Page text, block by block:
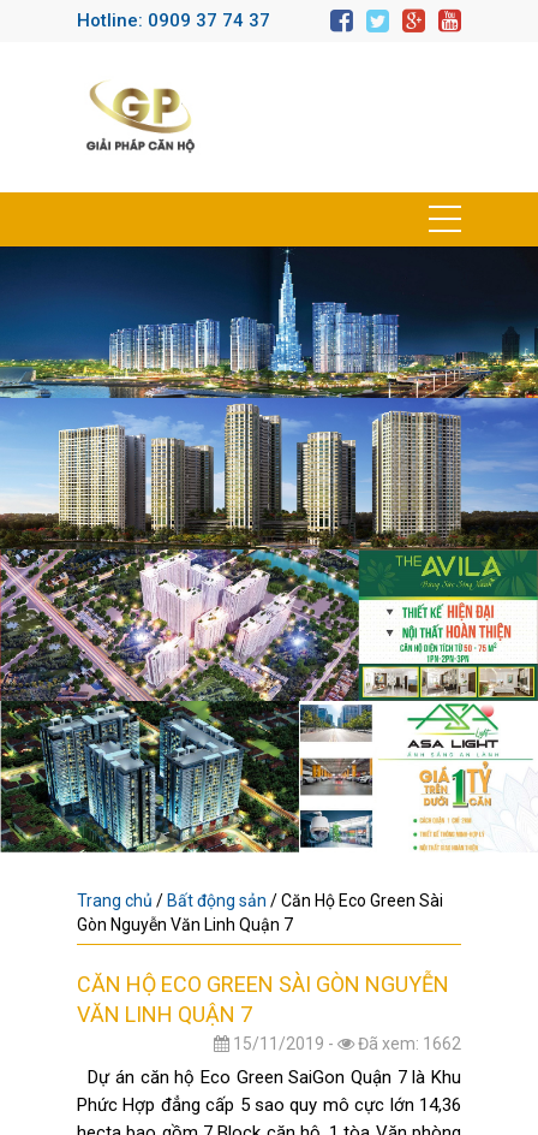
Hotline: 0909 37 74 37
Trang chủ / Bất động sản /Căn Hộ Eco Green Sài
Gòn Nguyễn Văn Linh Quận 7
CĂN HỘ ECO GREEN SÀI GÒN NGUYỄN
VĂN LINH QUẬN 7
15/11/2019 - Đã xem: 1662
Dự án căn hộ Eco Green SaiGon Quận 7 là Khu
Phức Hợp đẳng cấp 5 sao quy mô cực lớn 14,36